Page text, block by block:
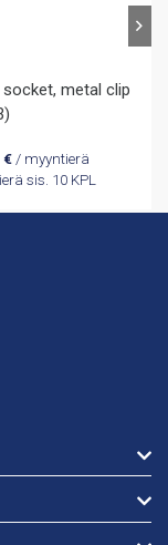
socket, metal clip
€ / myyntierä
sis. 10 KPL